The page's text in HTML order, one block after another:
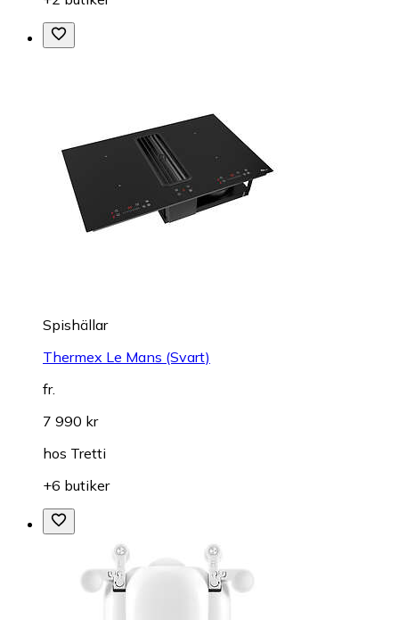
Spishällar
Thermex Le Mans (Svart)
fr.
7 990 kr
hos Tretti
+6 butiker